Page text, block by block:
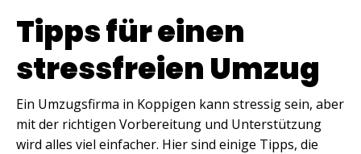
Tipps für einen
stressfreien Umzug
Ein Umzugsfirma in Koppigen kann stressig sein, aber
mit der richtigen Vorbereitung und Unterstützung
wird alles viel einfacher. Hier sind einige Tipps, die